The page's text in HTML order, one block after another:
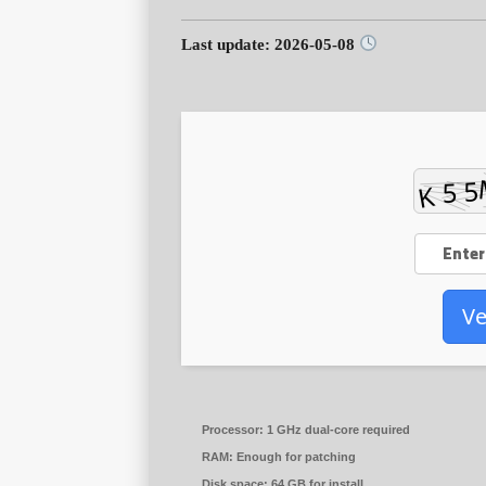
Processor: 1 GHz dual-core required
RAM: Enough for patching
Disk space: 64 GB for install